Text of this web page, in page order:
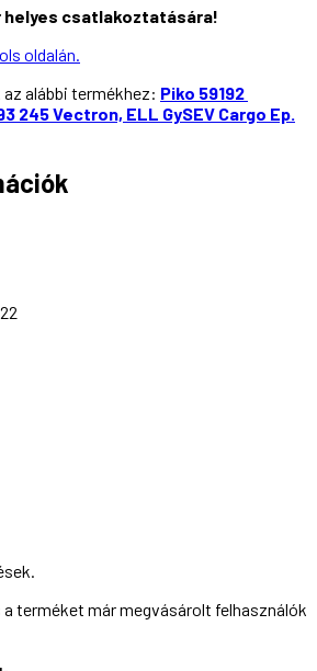
helyes csatlakoztatására!
oldalán.
alábbi termékhez: Piko 59192
245 Vectron, ELL GySEV Cargo Ep.
terméket már megvásárolt felhasználók